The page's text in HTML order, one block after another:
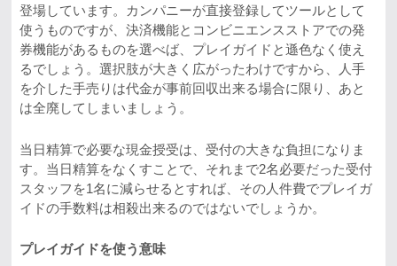
登場しています。カンパニーが直接登録してツールとして
使うものですが、決済機能とコンビニエンスストアでの発
券機能があるものを選べば、プレイガイドと遜色なく使え
るでしょう。選択肢が大きく広がったわけですから、人手
を介した手売りは代金が事前回収出来る場合に限り、あと
は全廃してしまいましょう。
当日精算で必要な現金授受は、受付の大きな負担になりま
す。当日精算をなくすことで、それまで2名必要だった受付
スタッフを1名に減らせるとすれば、その人件費でプレイガ
イドの手数料は相殺出来るのではないでしょうか。
プレイガイドを使う意味